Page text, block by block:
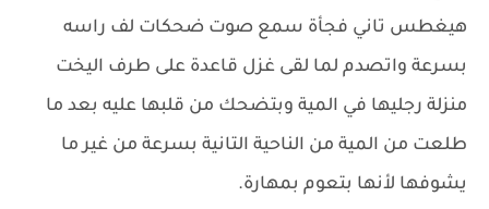
هيغطس تاني فجأة سمع صوت ضحكات لف راسه
بسرعة واتصدم لما لقى غزل قاعدة على طرف اليخت
منزلة رجليها في المية وبتضحك من قلبها عليه بعد ما
طلعت من المية من الناحية التانية بسرعة من غير ما
يشوفها لأنها بتعوم بمهارة.